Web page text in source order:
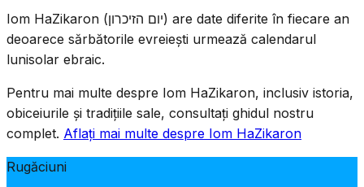
căzuți. Locurile de divertisment sunt închise prin lege, iar
televiziunea și radioul transmit programe comemorative.
Ziua este marcată prin adunări solemne, citirea numelor
Iom HaZikaron (יום הזיכרון) are date diferite în fiecare an
deoarece sărbătorile evreiești urmează calendarul
lunisolar ebraic.
Pentru mai multe despre Iom HaZikaron, inclusiv istoria,
obiceiurile și tradițiile sale, consultați ghidul nostru
complet. Aflați mai multe despre Iom HaZikaron
Rugăciuni